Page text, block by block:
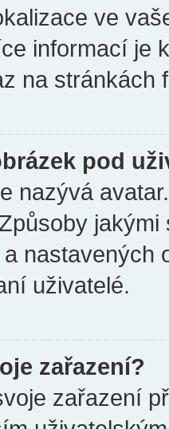
ve
informací je
na stránkách
pod
nazývá
nastavených
uživatelé.
zařazení?
zařazení